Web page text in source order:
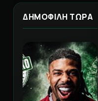
ΔΗΜΟΦΙΛΗ ΤΩΡΑ